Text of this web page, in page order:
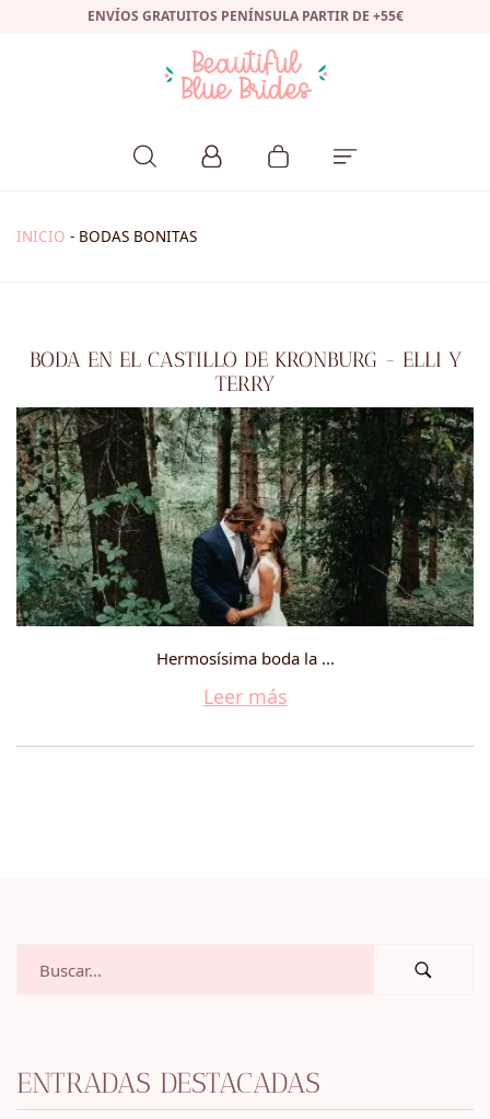
ENVÍOS GRATUITOS PENÍNSULA PARTIR DE +55€
INICIO - BODAS BONITAS
BODA EN EL CASTILLO DE KRONBURG - ELLI Y
TERRY
Hermosísima boda la ...
Leer más
ENTRADAS DESTACADAS